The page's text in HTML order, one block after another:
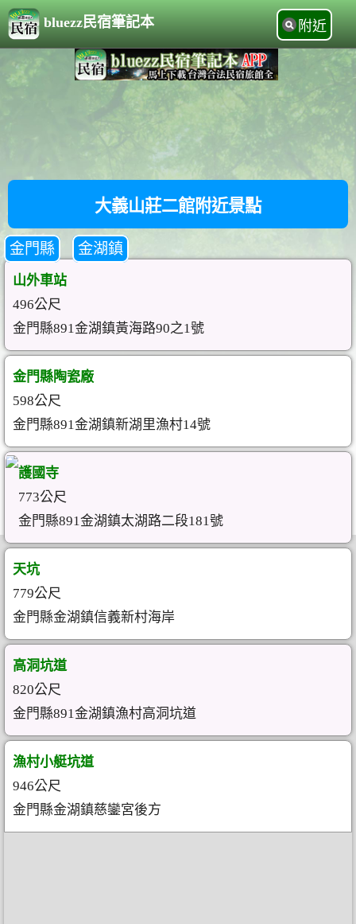
bluezz民宿筆記本 附近
大義山莊二館附近景點
金門縣 金湖鎮
山外車站
496公尺
金門縣891金湖鎮黃海路90之1號
金門縣陶瓷廠
598公尺
金門縣891金湖鎮新湖里漁村14號
護國寺
773公尺
金門縣891金湖鎮太湖路二段181號
天坑
779公尺
金門縣金湖鎮信義新村海岸
高洞坑道
820公尺
金門縣891金湖鎮漁村高洞坑道
漁村小艇坑道
946公尺
金門縣金湖鎮慈鑾宮後方